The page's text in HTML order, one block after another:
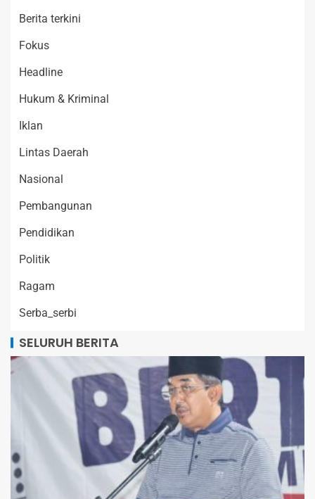
Berita terkini
Fokus
Headline
Hukum & Kriminal
Iklan
Lintas Daerah
Nasional
Pembangunan
Pendidikan
Politik
Ragam
Serba_serbi
SELURUH BERITA